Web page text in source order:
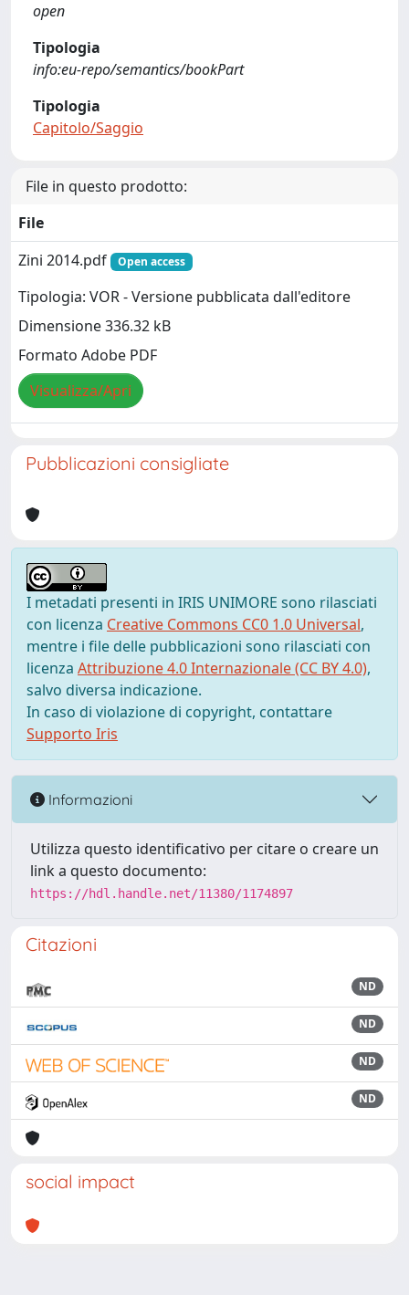
open
Tipologia
info:eu-repo/semantics/bookPart
Tipologia
Capitolo/Saggio
File in questo prodotto:
File
Zini 2014.pdf
Open access
Tipologia: VOR - Versione pubblicata dall'editore
Dimensione 336.32 kB
Formato Adobe PDF
Visualizza/Apri
Pubblicazioni consigliate
I metadati presenti in IRIS UNIMORE sono rilasciati
con licenza Creative Commons CC0 1.0 Universal,
mentre i file delle pubblicazioni sono rilasciati con
licenza Attribuzione 4.0 Internazionale (CC BY 4.0),
salvo diversa indicazione.
In caso di violazione di copyright, contattare
Supporto Iris
Informazioni
Utilizza questo identificativo per citare o creare un
link a questo documento:
https://hdl.handle.net/11380/1174897
Citazioni
ND
ND
ND
ND
social impact